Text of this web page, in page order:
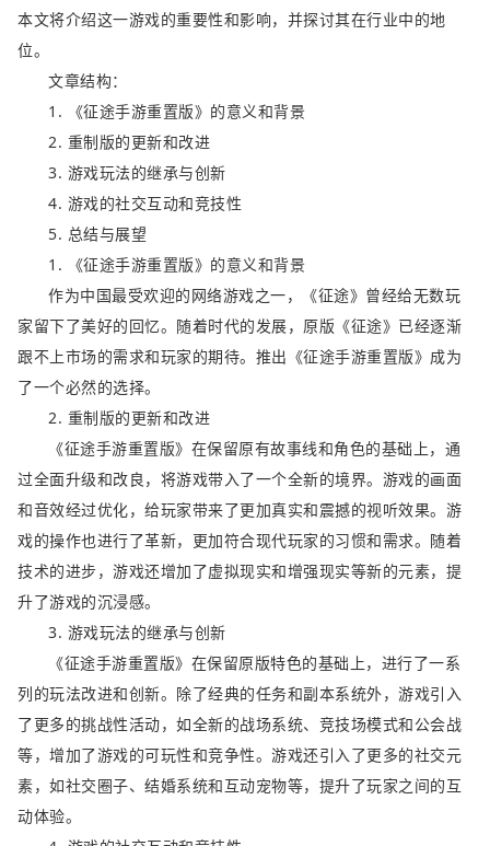
本文将介绍这一游戏的重要性和影响，并探讨其在行业中的地
位。
文章结构：
1. 《征途手游重置版》的意义和背景
2. 重制版的更新和改进
3. 游戏玩法的继承与创新
4. 游戏的社交互动和竞技性
5. 总结与展望
1. 《征途手游重置版》的意义和背景
作为中国最受欢迎的网络游戏之一，《征途》曾经给无数玩
家留下了美好的回忆。随着时代的发展，原版《征途》已经逐渐
跟不上市场的需求和玩家的期待。推出《征途手游重置版》成为
了一个必然的选择。
2. 重制版的更新和改进
《征途手游重置版》在保留原有故事线和角色的基础上，通
过全面升级和改良，将游戏带入了一个全新的境界。游戏的画面
和音效经过优化，给玩家带来了更加真实和震撼的视听效果。游
戏的操作也进行了革新，更加符合现代玩家的习惯和需求。随着
技术的进步，游戏还增加了虚拟现实和增强现实等新的元素，提
升了游戏的沉浸感。
3. 游戏玩法的继承与创新
《征途手游重置版》在保留原版特色的基础上，进行了一系
列的玩法改进和创新。除了经典的任务和副本系统外，游戏引入
了更多的挑战性活动，如全新的战场系统、竞技场模式和公会战
等，增加了游戏的可玩性和竞争性。游戏还引入了更多的社交元
素，如社交圈子、结婚系统和互动宠物等，提升了玩家之间的互
动体验。